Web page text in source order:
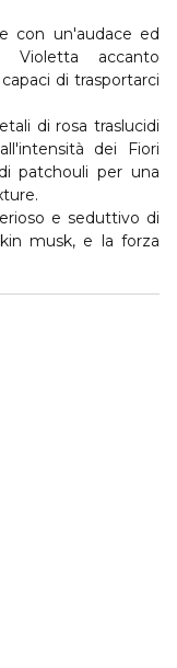
con un'audace ed
Violetta accanto
di trasportarci
di rosa traslucidi
dei Fiori
patchouli per una
e seduttivo di
musk, e la forza